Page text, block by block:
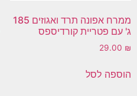
ממרח אפונה תרד ואגוזים 185
ג' עם פטריית קורדיספס
29.00 ₪
הוספה לסל